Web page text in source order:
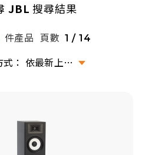
搜尋
JBL 搜尋結果
件產品 頁數 1 / 14
依最新上架排序